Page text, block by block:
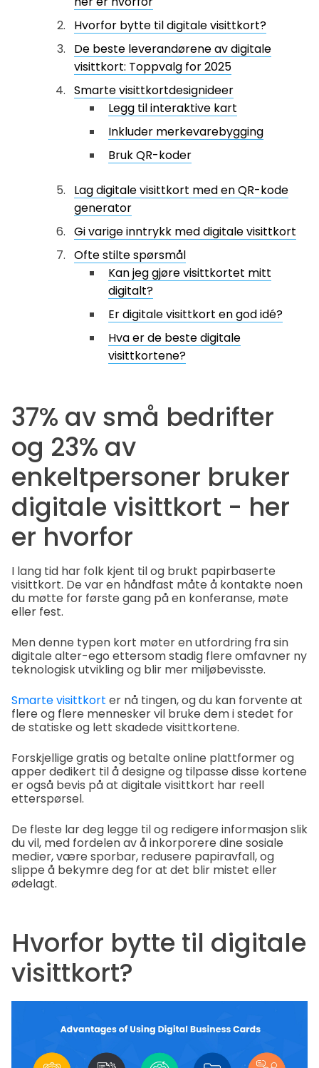
Hvorfor bytte til digitale visittkort?
De beste leverandørene av digitale
visittkort: Toppvalg for 2025
Smarte visittkortdesignideer
Legg til interaktive kart
Inkluder merkevarebygging
Bruk QR-koder
Lag digitale visittkort med en QR-kode
generator
Gi varige inntrykk med digitale visittkort
Ofte stilte spørsmål
Kan jeg gjøre visittkortet mitt
digitalt?
Er digitale visittkort en god idé?
Hva er de beste digitale
visittkortene?
37% av små bedrifter
og 23% av
enkeltpersoner bruker
digitale visittkort - her
er hvorfor
I lang tid har folk kjent til og brukt papirbaserte
visittkort. De var en håndfast måte å kontakte noen
du møtte for første gang på en konferanse, møte
eller fest.
Men denne typen kort møter en utfordring fra sin
digitale alter-ego ettersom stadig flere omfavner ny
teknologisk utvikling og blir mer miljøbevisste.
Smarte visittkort er nå tingen, og du kan forvente at
flere og flere mennesker vil bruke dem i stedet for
de statiske og lett skadede visittkortene.
Forskjellige gratis og betalte online plattformer og
apper dedikert til å designe og tilpasse disse kortene
er også bevis på at digitale visittkort har reell
etterspørsel.
De fleste lar deg legge til og redigere informasjon slik
du vil, med fordelen av å inkorporere dine sosiale
medier, være sporbar, redusere papiravfall, og
slippe å bekymre deg for at det blir mistet eller
ødelagt.
Hvorfor bytte til digitale
visittkort?